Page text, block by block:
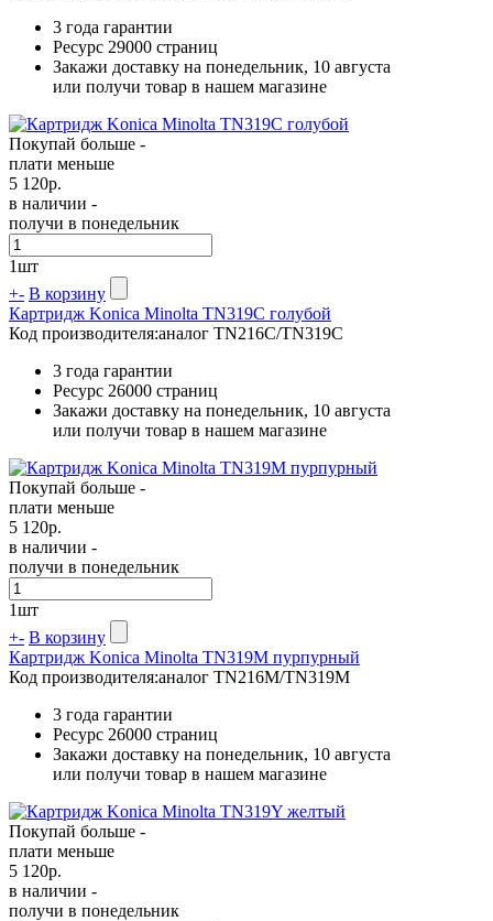
3 года гарантии
Ресурс 29000 страниц
Закажи доставку на понедельник, 10 августа
или получи товар в нашем магазине
Покупай больше -
плати меньше
5 120р.
в наличии -
получи в понедельник
1шт
+- В корзину
Картридж Konica Minolta TN319C голубой
Код производителя:аналог TN216C/TN319C
3 года гарантии
Ресурс 26000 страниц
Закажи доставку на понедельник, 10 августа
или получи товар в нашем магазине
Покупай больше -
плати меньше
5 120р.
в наличии -
получи в понедельник
1шт
+- В корзину
Картридж Konica Minolta TN319M пурпурный
Код производителя:аналог TN216M/TN319M
3 года гарантии
Ресурс 26000 страниц
Закажи доставку на понедельник, 10 августа
или получи товар в нашем магазине
Покупай больше -
плати меньше
5 120р.
в наличии -
получи в понедельник